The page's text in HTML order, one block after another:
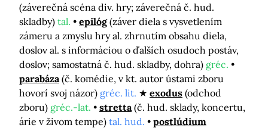
(záverečná scéna div. hry; záverečná č. hud.
skladby) tal. epilóg (záver diela s vysvetlením
zámeru a zmyslu hry al. zhrnutím obsahu diela,
doslov al. s informáciou o ďalších osudoch postáv,
doslov; samostatná č. hud. skladby, dohra) gréc.
parabáza (č. komédie, v kt. autor ústami zboru
hovorí svoj názor) gréc. lit. exodus (odchod
zboru) gréc.-lat. stretta (č. hud. sklady, koncertu,
árie v živom tempe) tal. hud.
postlúdium